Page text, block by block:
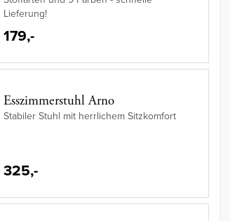
Lieferung!
179,-
Esszimmerstuhl Arno
Stabiler Stuhl mit herrlichem Sitzkomfort
325,-